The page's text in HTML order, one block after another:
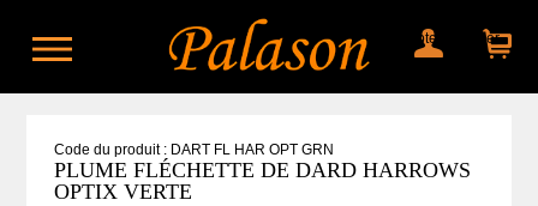
Mon compteMon panier
Code du produit : DART FL HAR OPT GRN
PLUME FLÉCHETTE DE DARD HARROWS
OPTIX VERTE